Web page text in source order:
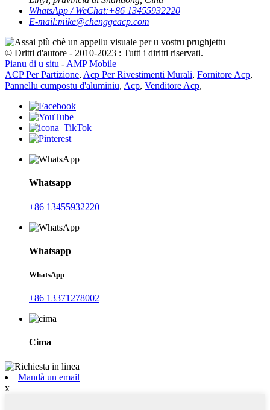
WhatsApp / WeChat:+86 13455932220
E-mail:mike@chenggeacp.com
© Dritti d'autore - 2010-2023 : Tutti i diritti riservati.
Pianu di u situ - AMP Mobile
ACP Per Partizione, Acp Per Rivestimenti Murali, Fornitore Acp,
Pannellu cumpostu d'aluminiu, Acp, Venditore Acp,
Whatsapp
+86 13455932220
Whatsapp
WhatsApp
+86 13371278002
Cima
Mandà un email
x